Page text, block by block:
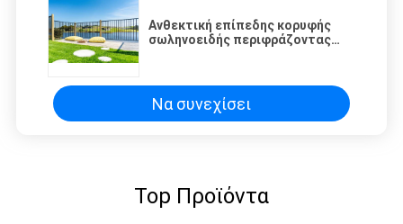
Ανθεκτική επίπεδης κορυφής
σωληνοειδής περιφράζοντας
Να συνεχίσει
Top Προϊόντα